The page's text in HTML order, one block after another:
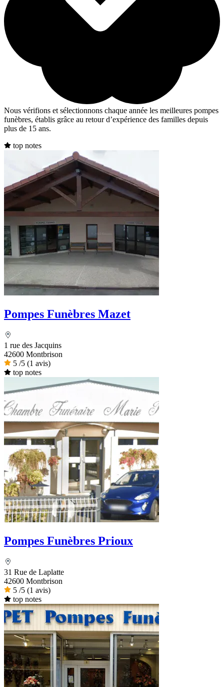
Nous vérifions et sélectionnons chaque année les meilleures pompes
funèbres, établis grâce au retour d’expérience des familles depuis
plus de 15 ans.
top notes
Pompes Funèbres Mazet
1 rue des Jacquins
42600 Montbrison
5 /5 (1 avis)
top notes
Pompes Funèbres Prioux
31 Rue de Laplatte
42600 Montbrison
5 /5 (1 avis)
top notes